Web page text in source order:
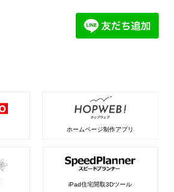
ホームページ制作アプリ
iPad住宅間取3Dツール